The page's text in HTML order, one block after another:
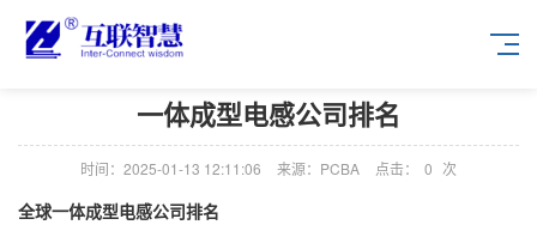
一体成型电感公司排名
时间：2025-01-13 12:11:06 来源：PCBA 点击： 0 次
全球一体成型电感公司排名